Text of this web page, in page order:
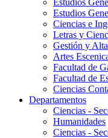
Estudios
Estudios
Ciencias e
Letras y
Gestión y
Artes
Facultad de
Facultad de
Ciencias
Departamentos
Ciencias -
Humanidades
Ciencias -